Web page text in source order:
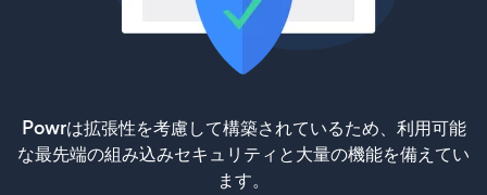
Powrは拡張性を考慮して構築されているため、利用可能
な最先端の組み込みセキュリティと大量の機能を備えてい
ます。